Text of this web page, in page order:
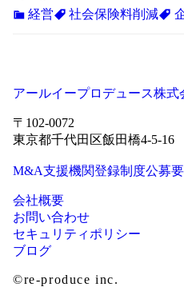
経営 社会保険料削減
アールイープロデュース株式
〒102-0072
東京都千代田区飯田橋4-5-
M&A支援機関登録制度公募
会社概要
お問い合わせ
セキュリティポリシー
ブログ
©re-produce inc.